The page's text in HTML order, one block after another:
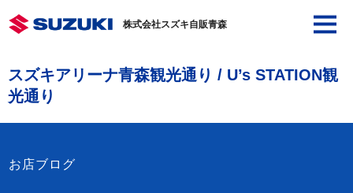
株式会社スズキ自販青森
スズキアリーナ青森観光通り / U’s STATION観
光通り
お店ブログ